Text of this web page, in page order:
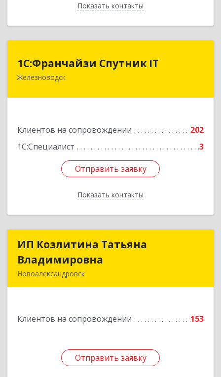
Показать контакты
Назад
1С:Франчайзи Спутник IT
Железноводск
Клиентов на сопровождении
202
1С:Специалист
3
Отправить заявку
Показать контакты
1С:Франчайзи Спутник IT
357430, Ставропольский край, город-курорт
Подробнее
Отправить заявку
Назад
ИП Козлитина Татьяна
Владимировна
Новоалександровск
Клиентов на сопровождении 153
Отправить заявку
ИП Козлитина Татьяна
Подробнее
Отправить заявку